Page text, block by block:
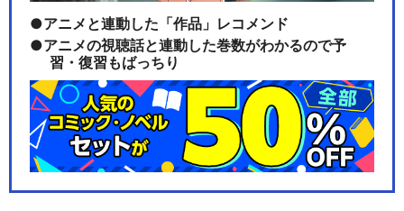
アニメと連動した「作品」レコメンド
アニメの視聴話と連動した巻数がわかるので予
習・復習もばっちり